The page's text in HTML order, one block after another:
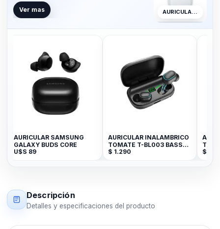
Ver mas AURICULAR REDMI
AURICULAR SAMSUNG
GALAXY BUDS CORE
U$S89
AURICULAR INALAMBRICO
TOMATE T-BL003 BASS
3D1.290 1.290
Descripción
Detalles y especificaciones del producto